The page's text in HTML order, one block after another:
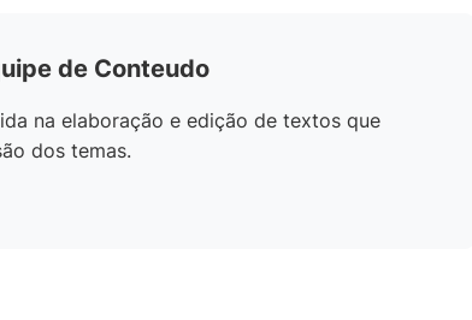
de Conteudo
na elaboração e edição de textos que
dos temas.